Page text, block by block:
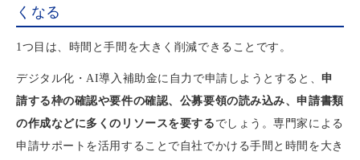
くなる
1つ目は、時間と手間を大きく削減できることです。
デジタル化・AI導入補助金に自力で申請しようとすると、申
請する枠の確認や要件の確認、公募要領の読み込み、申請書類
の作成などに多くのリソースを要する でしょう。専門家による
申請サポートを活用することで自社でかける手間と時間を大き